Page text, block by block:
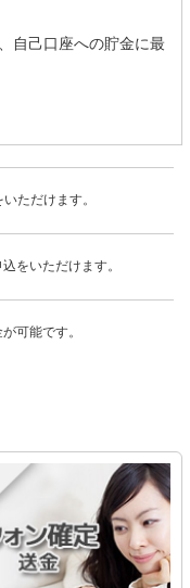
自己口座への貯金に最
ただけます。
をいただけます。
可能です。